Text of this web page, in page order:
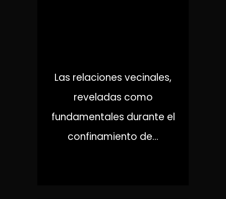
Las relaciones vecinales,
reveladas como
fundamentales durante el
confinamiento de...